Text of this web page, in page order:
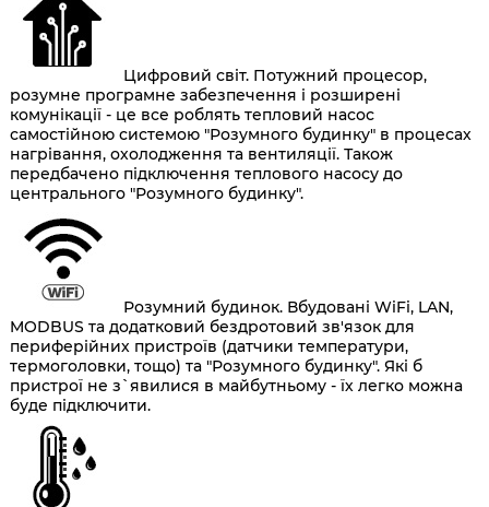
Цифровий світ. Потужний процесор,
розумне програмне забезпечення і розширені
комунікації - це все роблять тепловий насос
самостійною системою "Розумного будинку" в процесах
нагрівання, охолодження та вентиляції. Також
передбачено підключення теплового насосу до
центрального "Розумного будинку".
Розумний будинок. Вбудовані WiFi, LAN,
MODBUS та додатковий бездротовий зв'язок для
периферійних пристроїв (датчики температури,
термоголовки, тощо) та "Розумного будинку". Які б
пристрої не з`явилися в майбутньому - їх легко можна
буде підключити.